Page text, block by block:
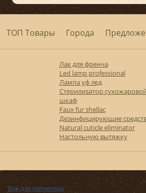
ТОП Товары Города
Лак для френча
Led lamp professional
Лампа уф лед
Стерилизатор
шкаф
Faux fur shellac
Дезинфицирующие
Natural cuticle eliminator
Настольную вытяжку
››Все для маникюра